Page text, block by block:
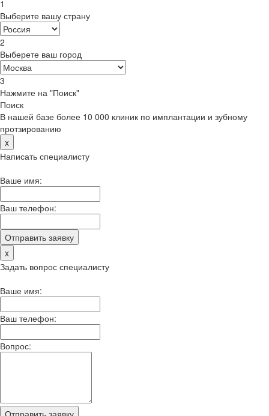
1
Выберите вашу страну
2
Выберете ваш город
3
Нажмите на "Поиск"
Поиск
В нашей базе более 10 000 клиник по имплантации и зубному
протзированию
x
Написать специалисту
Ваше имя:
Ваш телефон:
x
Задать вопрос специалисту
Ваше имя:
Ваш телефон:
Вопрос: